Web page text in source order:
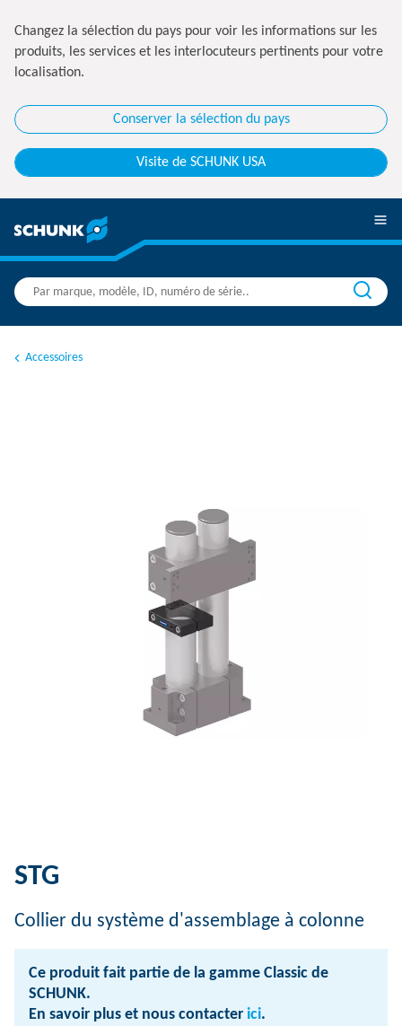
Changez la sélection du pays pour voir les informations sur les
produits, les services et les interlocuteurs pertinents pour votre
localisation.
Conserver la sélection du pays
Visite de SCHUNK USA
Accessoires
STG
Collier du système d'assemblage à colonne
Ce produit fait partie de la gamme Classic de
SCHUNK.
En savoir plus et nous contacter ici.